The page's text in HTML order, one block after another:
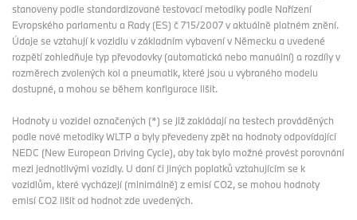
stanoveny podle standardizované testovací metodiky podle Nařízení
Evropského parlamentu a Rady (ES) č 715/2007 v aktuálně platném znění.
Údaje se vztahují k vozidlu v základním vybavení v Německu a uvedené
rozpětí zohledňuje typ převodovky (automatická nebo manuální) a rozdíly v
rozměrech zvolených kol a pneumatik, které jsou u vybraného modelu
dostupné, a mohou se během konfigurace lišit.
Hodnoty u vozidel označených (*) se již zakládají na testech prováděných
podle nové metodiky WLTP a byly převedeny zpět na hodnoty odpovídající
NEDC (New European Driving Cycle), aby tak bylo možné provést porovnání
mezi jednotlivými vozidly. U daní či jiných poplatků vztahujícím se k
vozidlům, které vycházejí (minimálně) z emisí CO2, se mohou hodnoty
emisí CO2 lišit od hodnot zde uvedených.